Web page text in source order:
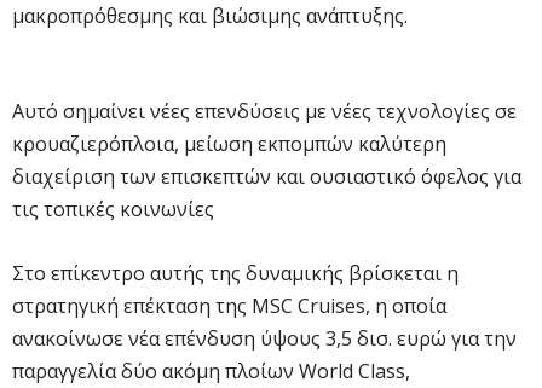
μακροπρόθεσμης και βιώσιμης ανάπτυξης.
Αυτό σημαίνει νέες επενδύσεις με νέες τεχνολογίες σε
κρουαζιερόπλοια, μείωση εκπομπών καλύτερη
διαχείριση των επισκεπτών και ουσιαστικό όφελος για
τις τοπικές κοινωνίες
Στο επίκεντρο αυτής της δυναμικής βρίσκεται η
στρατηγική επέκταση της MSC Cruises, η οποία
ανακοίνωσε νέα επένδυση ύψους 3,5 δισ. ευρώ για την
παραγγελία δύο ακόμη πλοίων World Class,